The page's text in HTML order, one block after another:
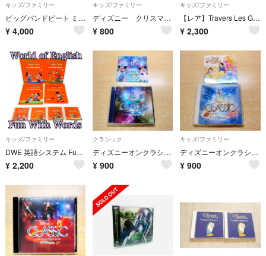
キッズ/ファミリー
ビッグバンドビート ミュージック・コレクション
¥ 4,000
キッズ/ファミリー
ディズニー クリスマス CD まとめ misia シーオブドリームス
¥ 800
キッズ/ファミリー
【レア】Travers Les Grands Film Walt Disney
¥ 2,300
キッズ/ファミリー
DWE 英語システム Fun With Words CD・ブック セット
¥ 2,200
クラシック
ディズニーオンクラシック〜まほうの夜の音楽会 2008 CD ステッカー付き
¥ 900
キッズ/ファミリー
ディズニーオンクラシック まほうの夜の音楽会 2007 CD ステッカー付き
¥ 900